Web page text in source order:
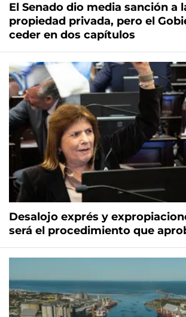
El Senado dio media sanción a
propiedad privada, pero el
ceder en dos capítulos
Desalojo exprés y
será el procedimiento que